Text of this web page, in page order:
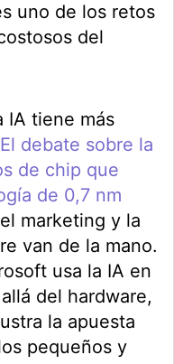
uno de los retos
del
IA tiene más
El debate sobre la
de chip que
de 0,7 nm
marketing y la
van de la mano.
usa la IA en
del hardware,
la apuesta
pequeños y